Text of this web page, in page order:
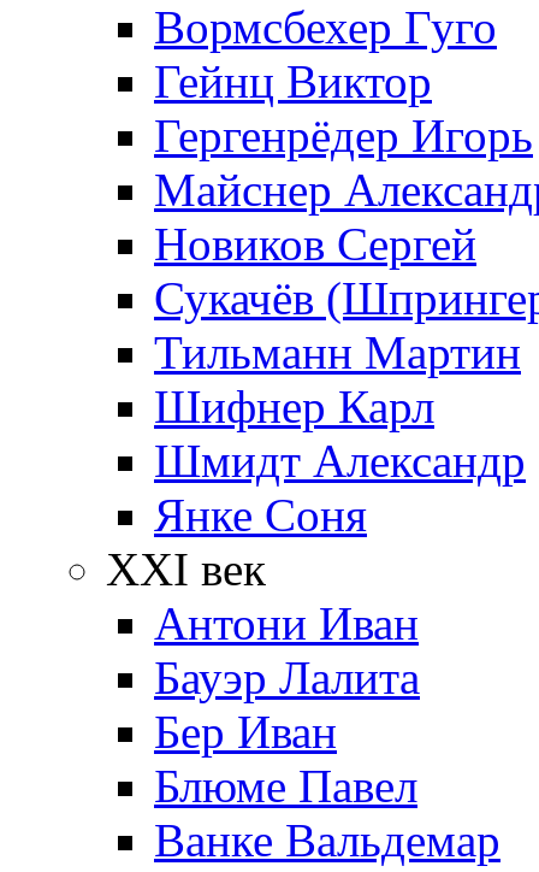
Вормсбехер Гуго
Гейнц Виктор
Гергенрёдер Игорь
Майснер
Новиков Сергей
Сукачёв
Тильманн Мартин
Шифнер Карл
Шмидт Александр
Янке Соня
XXI век
Антони Иван
Бауэр Лалита
Бер Иван
Блюме Павел
Ванке Вальдемар